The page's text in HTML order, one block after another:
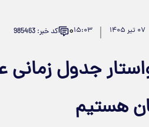
۰۷ تیر ۱۴۰۵ ۱۵:۰۳۰ کد خبر: 985463
جدول زمانی
هستیم